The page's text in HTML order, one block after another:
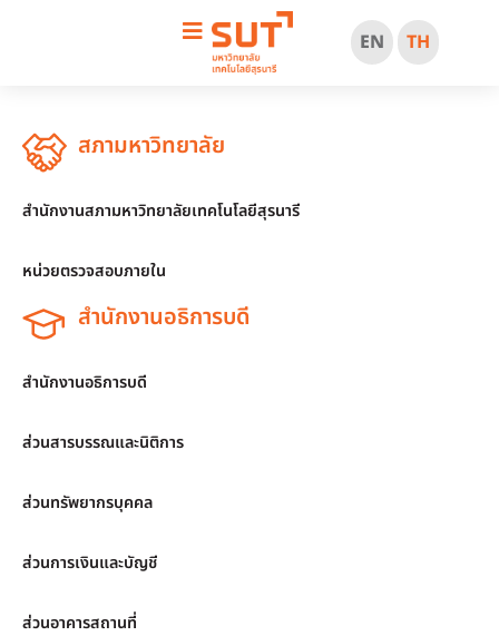
EN TH
สภามหาวิทยาลัย
สำนักงานสภามหาวิทยาลัยเทคโนโลยีสุรนารี
หน่วยตรวจสอบภายใน
สำนักงานอธิการบดี
สำนักงานอธิการบดี
ส่วนสารบรรณและนิติการ
ส่วนทรัพยากรบุคคล
ส่วนการเงินและบัญชี
ส่วนอาคารสถานที่